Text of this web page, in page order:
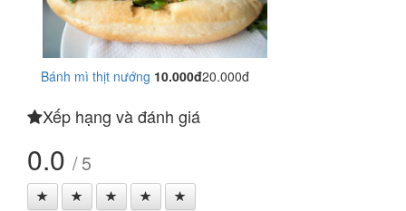
Bánh mì thịt nướng 10.000đ20.000đ
Xếp hạng và đánh giá
0.0 / 5